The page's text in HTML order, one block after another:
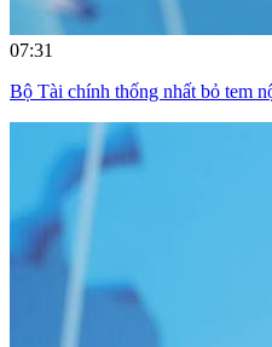
07:31
Bộ Tài chính thống nhất bỏ tem